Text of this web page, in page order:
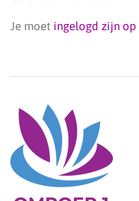
Je moet ingelogd zijn op